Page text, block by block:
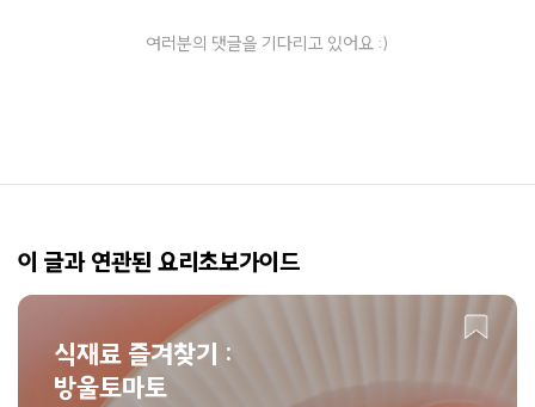
여러분의 댓글을 기다리고 있어요 :)
이 글과 연관된 요리초보가이드
식재료 즐겨찾기 :
방울토마토